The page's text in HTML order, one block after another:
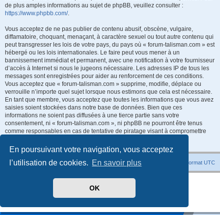
En poursuivant votre navigation, vous acceptez
l’utilisation de cookies. En savoir plus
OK
de plus amples informations au sujet de phpBB, veuillez consulter :
https://www.phpbb.com/.
Vous acceptez de ne pas publier de contenu abusif, obscène, vulgaire,
diffamatoire, choquant, menaçant, à caractère sexuel ou tout autre contenu qui
peut transgresser les lois de votre pays, du pays où « forum-talisman.com » est
hébergé ou les lois internationales. Le faire peut vous mener à un
bannissement immédiat et permanent, avec une notification à votre fournisseur
d’accès à Internet si nous le jugeons nécessaire. Les adresses IP de tous les
messages sont enregistrées pour aider au renforcement de ces conditions.
Vous acceptez que « forum-talisman.com » supprime, modifie, déplace ou
verrouille n’importe quel sujet lorsque nous estimons que cela est nécessaire.
En tant que membre, vous acceptez que toutes les informations que vous avez
saisies soient stockées dans notre base de données. Bien que ces
informations ne soient pas diffusées à une tierce partie sans votre
consentement, ni « forum-talisman.com », ni phpBB ne pourront être tenus
comme responsables en cas de tentative de piratage visant à compromettre
Index du forum Heures au format UTC
Développé par
® Forum Software © phpBB Limited
Traduit par
Mazeltof